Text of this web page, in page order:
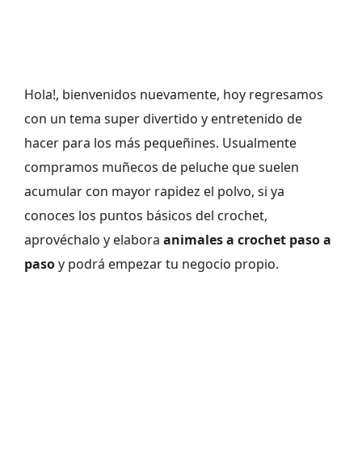
Hola!, bienvenidos nuevamente, hoy regresamos
con un tema super divertido y entretenido de
hacer para los más pequeñines. Usualmente
compramos muñecos de peluche que suelen
acumular con mayor rapidez el polvo, si ya
conoces los puntos básicos del crochet,
aprovéchalo y elabora animales a crochet paso a
pasoy podrá empezar tu negocio propio.